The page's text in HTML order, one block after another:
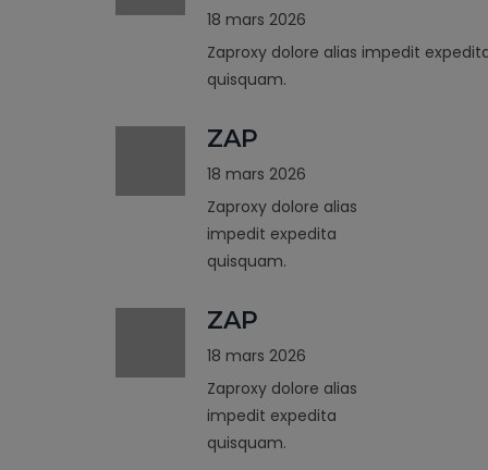
18 mars 2026
Zaproxy dolore alias impedit
quisquam.
ZAP
18 mars 2026
Zaproxy dolore alias
impedit expedita
quisquam.
ZAP
18 mars 2026
Zaproxy dolore alias
impedit expedita
quisquam.